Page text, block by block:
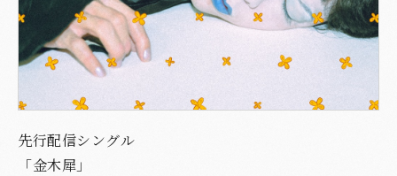
先行配信シングル
「金木犀」